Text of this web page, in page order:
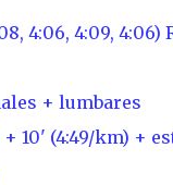
4:06, 4:09, 4:06)
+ lumbares
10' (4:49/km) +